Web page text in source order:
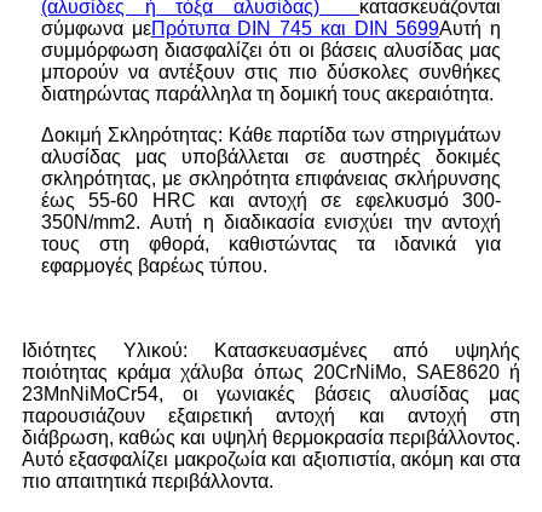
(αλυσίδες ή τόξα αλυσίδας)
κατασκευάζονται
σύμφωνα μεΠρότυπα DIN 745 και DIN 5699Αυτή η
συμμόρφωση διασφαλίζει ότι οι βάσεις αλυσίδας μας
μπορούν να αντέξουν στις πιο δύσκολες συνθήκες
διατηρώντας παράλληλα τη δομική τους ακεραιότητα.
Δοκιμή Σκληρότητας: Κάθε παρτίδα των στηριγμάτων
αλυσίδας μας υποβάλλεται σε αυστηρές δοκιμές
σκληρότητας, με σκληρότητα επιφάνειας σκλήρυνσης
έως 55-60 HRC και αντοχή σε εφελκυσμό 300-
350N/mm2. Αυτή η διαδικασία ενισχύει την αντοχή
τους στη φθορά, καθιστώντας τα ιδανικά για
εφαρμογές βαρέως τύπου.
Ιδιότητες Υλικού: Κατασκευασμένες από υψηλής
ποιότητας κράμα χάλυβα όπως 20CrNiMo, SAE8620 ή
23MnNiMoCr54, οι γωνιακές βάσεις αλυσίδας μας
παρουσιάζουν εξαιρετική αντοχή και αντοχή στη
διάβρωση, καθώς και υψηλή θερμοκρασία περιβάλλοντος.
Αυτό εξασφαλίζει μακροζωία και αξιοπιστία, ακόμη και στα
πιο απαιτητικά περιβάλλοντα.